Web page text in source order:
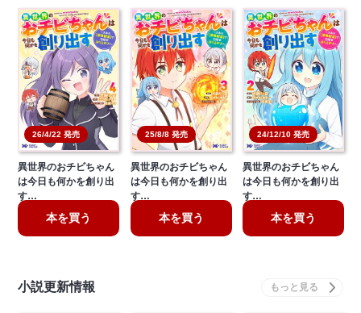
26/4/22 発売
異世界のおチビちゃん
は今日も何かを創り出
す…
本を買う
25/8/8 発売
異世界のおチビちゃん
は今日も何かを創り出
す…
本を買う
24/12/10 発売
異世界のおチビちゃん
は今日も何かを創り出
す…
本を買う
小説更新情報